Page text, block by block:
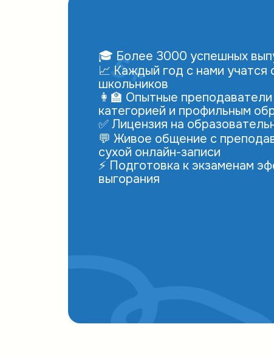
🎓 Более 3000 успешных
📈 Каждый год с нами
школьников
👩‍🏫 Опытные
категорией и профильным
✅ Лицензия на
💬 Живое общение с
сухой онлайн-записи
⚡ Подготовка к экзаменам
выгорания